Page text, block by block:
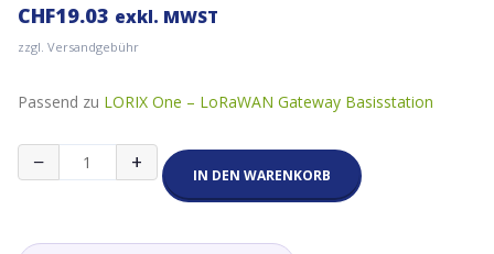
CHF19.03 exkl. MWST
zzgl. Versandgebühr
Passend zu LORIX One – LoRaWAN Gateway Basisstation
−
Antennen-
Ableiter
+ IN DEN WARENKORB